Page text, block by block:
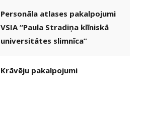
Personāla atlases pakalpojumi
VSIA “Paula Stradiņa klīniskā
universitātes slimnīca”
Krāvēju pakalpojumi